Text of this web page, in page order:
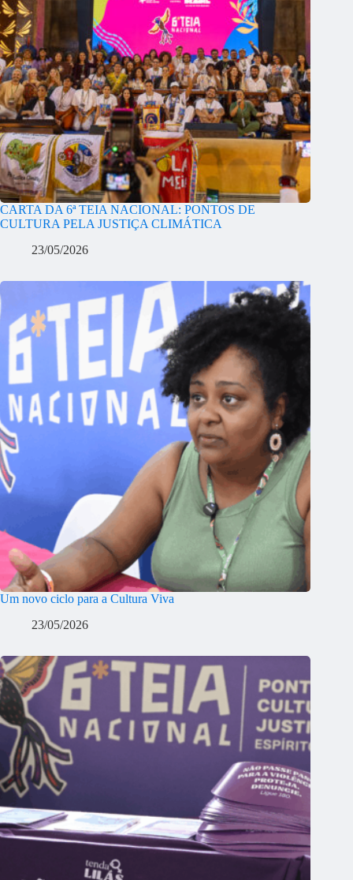
CARTA DA 6ª TEIA NACIONAL: PONTOS DE
CULTURA PELA JUSTIÇA CLIMÁTICA
23/05/2026
Um novo ciclo para a Cultura Viva
23/05/2026